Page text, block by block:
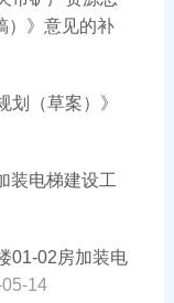
）》意见的补
划（草案）》
装电梯建设工
01-02房加装电
14